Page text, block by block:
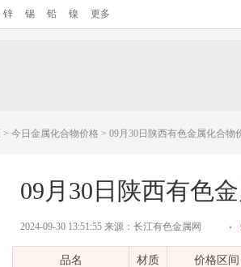
锌 锡 铅 镍 更多
> 今日金属化合物价格 > 09月30日陕西有色金属化合物
09月30日陕西有色
2024-09-30 13:51:55 来源：长江有色金属网
品名 材质 价格区间